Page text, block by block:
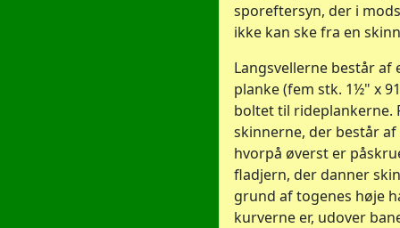
sporeftersyn, der i
ikke kan ske fra en
Langsvellerne består af
planke (fem stk. 1½" x
boltet til rideplankerne.
skinnerne, der består
hvorpå øverst er
fladjern, der danner
grund af togenes høje
kurverne er, udover